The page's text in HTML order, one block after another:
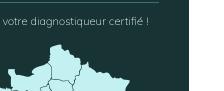
votre diagnostiqueur certifié !